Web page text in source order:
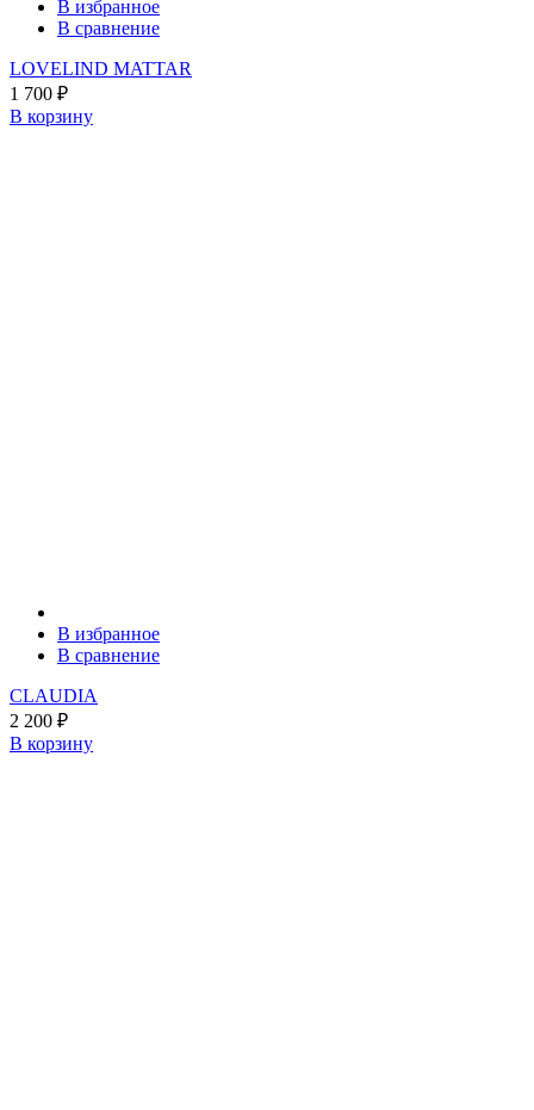
В избранное
В сравнение
LOVELIND MATTAR
1 700 ₽
В корзину
В избранное
В сравнение
CLAUDIA
2 200 ₽
В корзину